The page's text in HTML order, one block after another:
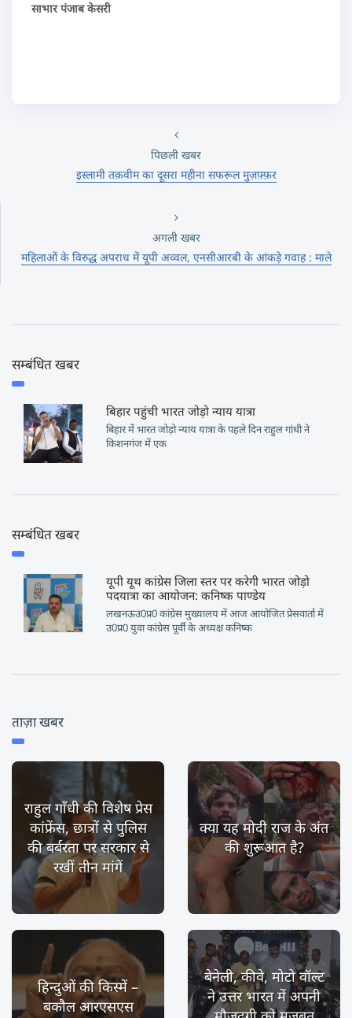
साभार पंजाब केसरी
पिछली खबर
इस्लामी तक़वीम का दूसरा महीना सफरूल मुज़फ़्फ़र
अगली खबर
महिलाओं के विरुद्ध अपराध में यूपी अव्वल, एनसीआरबी के आंकड़े गवाह : माले
सम्बंधित खबर
बिहार पहुंची भारत जोड़ो न्याय यात्रा
बिहार में भारत जोड़ो न्याय यात्रा के पहले दिन राहुल गांधी ने
किशनगंज में एक
सम्बंधित खबर
यूपी यूथ कांग्रेस जिला स्तर पर करेगी भारत जोड़ो
पदयात्रा का आयोजन: कनिष्क पाण्डेय
लखनऊउ0प्र0 कांग्रेस मुख्यालय में आज आयोजित प्रेसवार्ता में
उ0प्र0 युवा कांग्रेस पूर्वी के अध्यक्ष कनिष्क
ताज़ा खबर
राहुल गाँधी की विशेष प्रेस
कांफ्रेंस, छात्रों से पुलिस
की बर्बरता पर सरकार से
रखीं तीन मांगें
क्या यह मोदी राज के अंत
की शुरूआत है?
हिन्दुओं की किस्में –
बकौल आरएसएस
बेनेली, कीवे, मोटो वॉल्ट
ने उत्तर भारत में अपनी